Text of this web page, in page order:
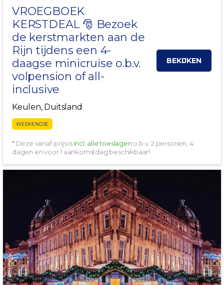
VROEGBOEK
KERSTDEAL 🎅 Bezoek
de kerstmarkten aan de
Rijn tijdens een 4-
daagse minicruise o.b.v.
volpension of all-
inclusive
Keulen, Duitsland
WEEKENDJE
BEKIJKEN
* Deze vanaf-prijs is incl. alle toeslagen o.b.v. 2 personen, 4
dagen en voor 1 aankomstdag beschikbaar!